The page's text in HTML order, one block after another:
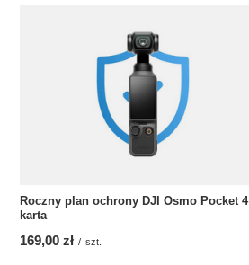
Roczny plan ochrony DJI Osmo Pocket 4
karta
169,00 zł / szt.